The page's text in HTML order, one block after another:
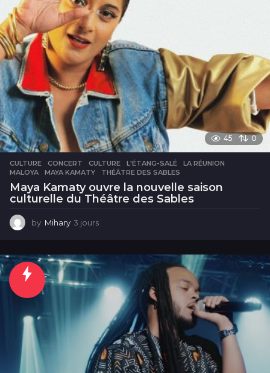
45 0
CULTURE CONCERT ,CULTURE ,L'ÉTANG-SALÉ ,LA RÉUNION
MALOYA
,MAYA KAMATY ,THÉÂTRE DES SABLES
Maya Kamaty ouvre la nouvelle saison
culturelle du Théâtre des Sables
by Mihary 3 jours
u
r
s